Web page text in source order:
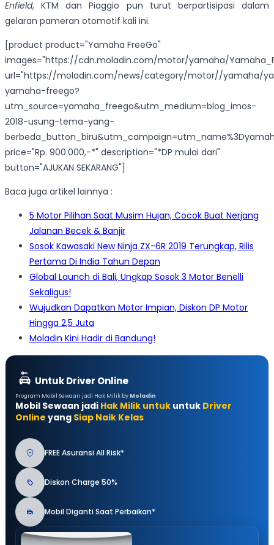
Enfield, KTM dan Piaggio pun turut berpartisipasi dalam
gelaran pameran otomotif kali ini.
[product product="Yamaha FreeGo"
images="https://cdn.moladin.com/motor/yamaha/
url="https://moladin.com/news/category/motor//yamaha/
yamaha-freego?
utm_source=yamaha_freego&utm_medium=blog_imos-
2018-usung-tema-yang-
price="Rp. 900.000,-*" description="*DP mulai dari"
button="AJUKAN SEKARANG"]
Baca juga artikel lainnya :
5 Motor Pilihan Saat Musim Hujan, Cocok Buat Nerjang
Jalanan Becek & Banjir
Sosok Kawasaki New Ninja ZX-6R 2019 Terungkap, Rilis
Pertama Di India Tahun Depan
Global Launch di Bali, Ungkap Sosok 3 Motor Benelli
Sekaligus!
Wujudkan Dapatkan Motor Impian, Diskon DP Motor
Hingga 2,5 Juta
Moladin Kini Hadir di Bandung!
Untuk Driver Online
Program Mobil Sewaan jadi Hak Milik by Moladin
Mobil Sewaan jadi Hak Milik untuk untuk Driver
Online yang Siap Naik Kelas
FREE Asuransi All Risk*
Diskon Charge 50%
Mobil Diganti Saat Perbaikan*